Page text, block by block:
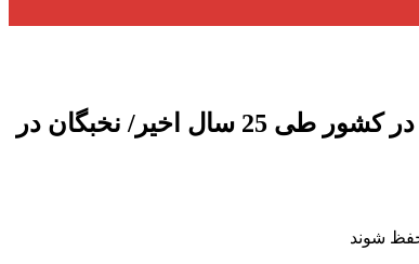
رئیس هیئت عالی جذب اعضای هیئت‌علمی دانشگاهها مطرح کرد: رشد فزاینده اعضای هیئت‌علمی در کشور طی 25 سال اخیر/ نخبگان در